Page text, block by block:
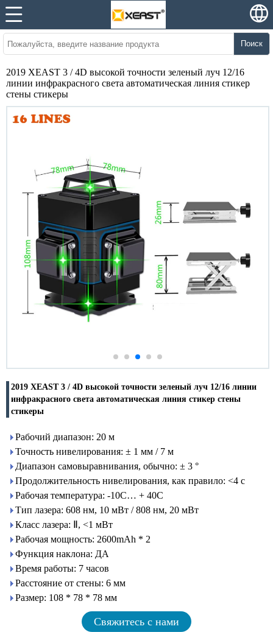
Поиск
2019 XEAST 3 / 4D высокой точности зеленый луч 12/16
линии инфракрасного света автоматическая линия стикер
стены стикеры
2019 XEAST 3 / 4D высокой точности зеленый луч 12/16 линии
инфракрасного света автоматическая линия стикер стены
стикеры
Рабочий диапазон: 20 м
Точность нивелирования: ± 1 мм / 7 м
Диапазон самовыравнивания, обычно: ± 3 °
Продолжительность нивелирования, как правило: <4 с
Рабочая температура: -10C… + 40C
Тип лазера: 608 нм, 10 мВт / 808 нм, 20 мВт
Класс лазера: Ⅱ, <1 мВт
Рабочая мощность: 2600mAh * 2
Функция наклона: ДА
Время работы: 7 часов
Расстояние от стены: 6 мм
Размер: 108 * 78 * 78 мм
Свяжитесь с нами